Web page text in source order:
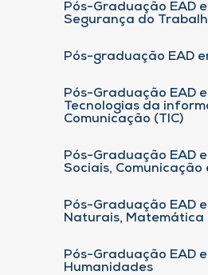
Pós-Graduação EAD
Segurança do
Pós-graduação EAD
Pós-Graduação EAD
Tecnologias da
Comunicação (TIC)
Pós-Graduação EAD
Sociais,
Pós-Graduação EAD
Naturais, Matemática
Pós-Graduação EAD
Humanidades